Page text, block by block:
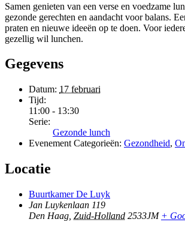
Samen genieten van een verse en voedzame
gezonde gerechten en aandacht voor balans.
praten en nieuwe ideeën op te doen. Voor
gezellig wil lunchen.
Gegevens
Datum: 17 februari
Tijd:
11:00 - 13:30
Serie:
Gezonde lunch
Evenement Categorieën: Gezondheid,
Locatie
Buurtkamer De Luyk
Jan Luykenlaan 119
Den Haag Zuid-Holland 2533JM +